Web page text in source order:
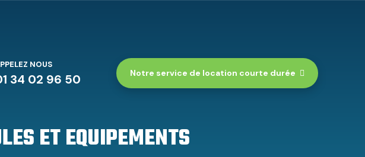
NOUS
34 02 96 50 Notre service de location courte durée
ET EQUIPEMENTS